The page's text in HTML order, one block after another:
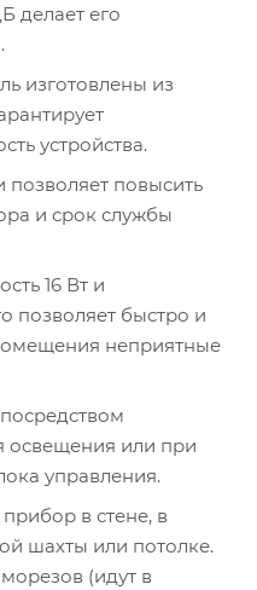
делает его
изготовлены из
устройства.
позволяет повысить
и срок службы
16 Вт и
позволяет быстро и
неприятные
освещения или при
управления.
в стене, в
шахты или потолке.
(идут в